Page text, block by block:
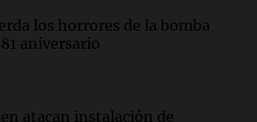
los horrores de la bomba
aniversario
atacan instalación de